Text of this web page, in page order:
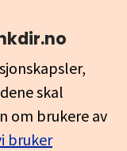
skal
om brukere av
bruker